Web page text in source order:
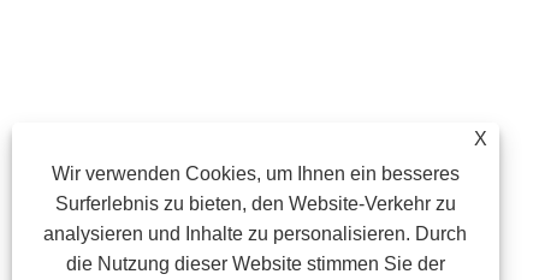
X
Wir verwenden Cookies, um Ihnen ein besseres
Surferlebnis zu bieten, den Website-Verkehr zu
analysieren und Inhalte zu personalisieren. Durch
die Nutzung dieser Website stimmen Sie der